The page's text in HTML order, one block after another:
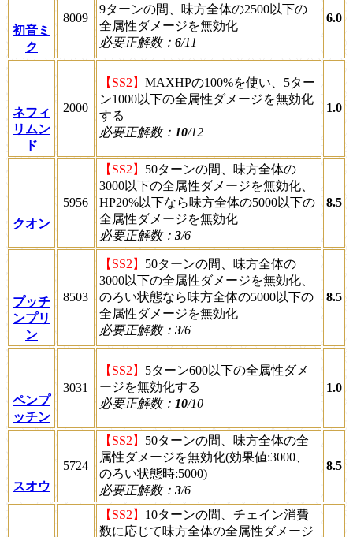
初音ミ
ク
8009
9ターンの間、味方全体の2500以下の
全属性ダメージを無効化
必要正解数： 6/11
6.0
ネフィ
リムン
ド
2000
【SS2】 MAXHPの100%を使い、5ター
ン1000以下の全属性ダメージを無効化
する
必要正解数： 10/12
1.0
クオン
5956
【SS2】 50ターンの間、味方全体の
3000以下の全属性ダメージを無効化、
HP20%以下なら味方全体の5000以下の
全属性ダメージを無効化
必要正解数： 3/6
8.5
プッチ
ンプリ
ン
8503
【SS2】 50ターンの間、味方全体の
3000以下の全属性ダメージを無効化、
のろい状態なら味方全体の5000以下の
全属性ダメージを無効化
必要正解数： 3/6
8.5
ペンプ
ッチン
3031
【SS2】 5ターン600以下の全属性ダメ
ージを無効化する
必要正解数： 10/10
1.0
スオウ
5724
【SS2】 50ターンの間、味方全体の全
属性ダメージを無効化(効果値:3000、
のろい状態時:5000)
必要正解数： 3/6
8.5
【SS2】 10ターンの間、チェイン消費
数に応じて味方全体の全属性ダメージ